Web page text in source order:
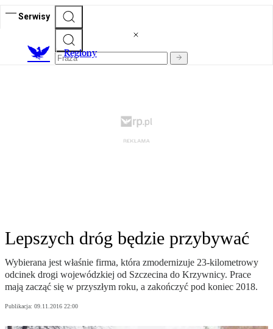
Serwisy
Regiony
Lepszych dróg będzie przybywać
Wybierana jest właśnie firma, która zmodernizuje 23-kilometrowy
odcinek drogi wojewódzkiej od Szczecina do Krzywnicy. Prace
mają zacząć się w przyszłym roku, a zakończyć pod koniec 2018.
Publikacja: 09.11.2016 22:00